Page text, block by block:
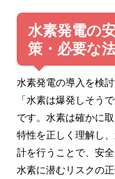
水素発電の
策・必要な
水素発電の導入を検
「水素は爆発しそう
です。水素は確かに
特性を正しく理解し
計を行うことで、安
水素に潜むリスクの